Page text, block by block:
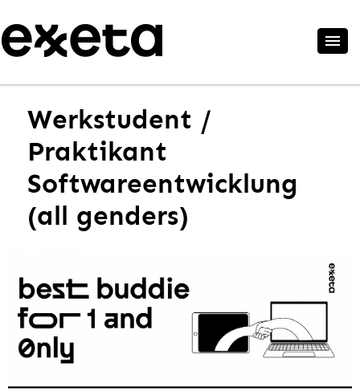
Werkstudent /
Praktikant
Softwareentwicklung
(all genders)